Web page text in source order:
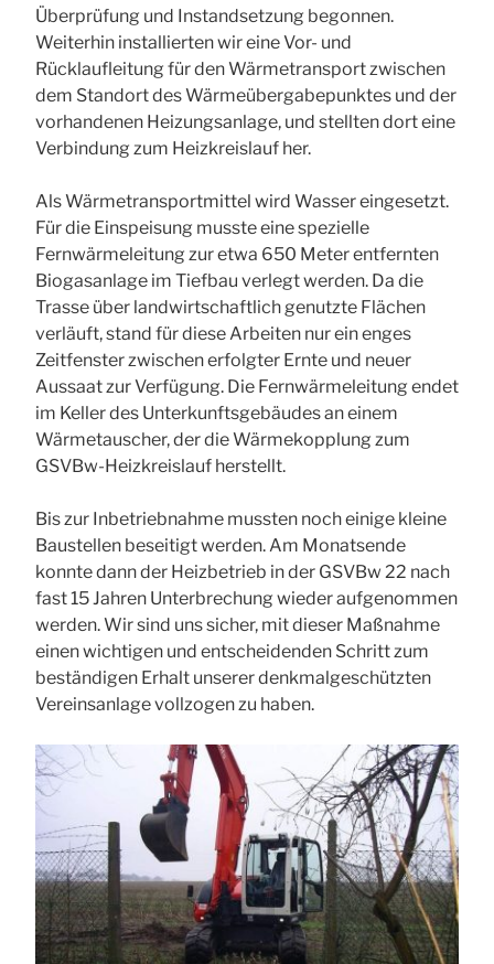
Überprüfung und Instandsetzung begonnen.
Weiterhin installierten wir eine Vor- und
Rücklaufleitung für den Wärmetransport zwischen
dem Standort des Wärmeübergabepunktes und der
vorhandenen Heizungsanlage, und stellten dort eine
Verbindung zum Heizkreislauf her.
Als Wärmetransportmittel wird Wasser eingesetzt.
Für die Einspeisung musste eine spezielle
Fernwärmeleitung zur etwa 650 Meter entfernten
Biogasanlage im Tiefbau verlegt werden. Da die
Trasse über landwirtschaftlich genutzte Flächen
verläuft, stand für diese Arbeiten nur ein enges
Zeitfenster zwischen erfolgter Ernte und neuer
Aussaat zur Verfügung. Die Fernwärmeleitung endet
im Keller des Unterkunftsgebäudes an einem
Wärmetauscher, der die Wärmekopplung zum
GSVBw-Heizkreislauf herstellt.
Bis zur Inbetriebnahme mussten noch einige kleine
Baustellen beseitigt werden. Am Monatsende
konnte dann der Heizbetrieb in der GSVBw 22 nach
fast 15 Jahren Unterbrechung wieder aufgenommen
werden. Wir sind uns sicher, mit dieser Maßnahme
einen wichtigen und entscheidenden Schritt zum
beständigen Erhalt unserer denkmalgeschützten
Vereinsanlage vollzogen zu haben.